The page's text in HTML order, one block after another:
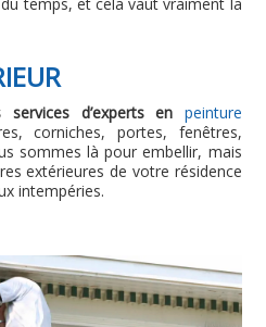
d’experts en peinture
corniches, portes, fenêtres,
sommes là pour embellir, mais
extérieures de votre résidence
intempéries.